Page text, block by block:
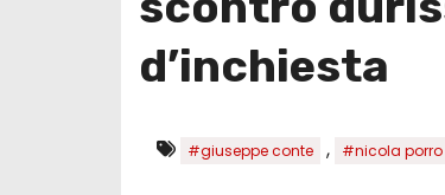
d’inchiesta
#giuseppe conte , #nicola porro